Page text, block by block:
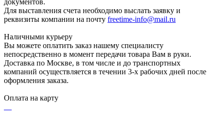
Для выставления счета необходимо выслать заявку и
реквизиты компании на почту freetime-info@mail.ru
Наличными курьеру
Вы можете оплатить заказ нашему специалисту
непосредственно в момент передачи товара Вам в руки.
Доставка по Москве, в том числе и до транспортных
компаний осуществляется в течении 3-х рабочих дней после
оформления заказа.
Оплата на карту